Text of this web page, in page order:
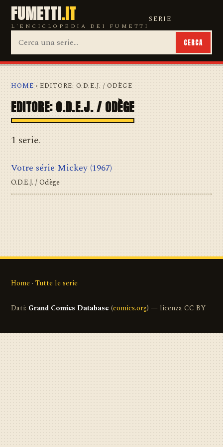
FUMETTI.IT
L'ENCICLOPEDIA DEI FUMETTI
SERIE
CERCA
HOME › EDITORE: O.D.E.J. / ODÈGE
EDITORE: O.D.E.J. / ODÈGE
1 serie.
Votre série Mickey (1967)
O.D.E.J. / Odège
Home · Tutte le serie
Dati: Grand Comics Database (comics.org) — licenza CC BY